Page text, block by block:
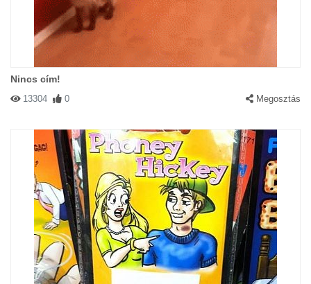
Nincs cím!
13304 0 Megosztás